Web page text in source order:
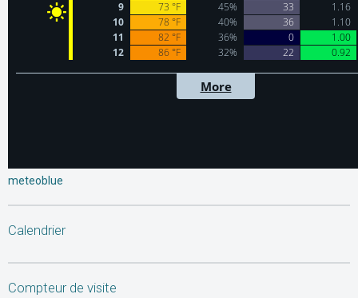
meteoblue
Calendrier
Compteur de visite